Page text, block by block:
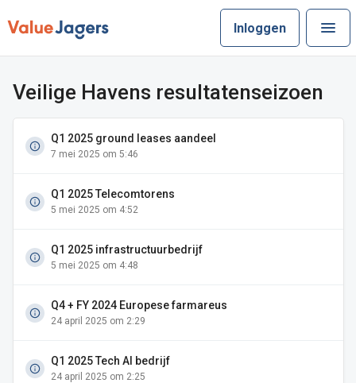
Inloggen
Veilige Havens resultatenseizoen
Q1 2025 ground leases aandeel
7 mei 2025 om 5:46
Q1 2025 Telecomtorens
5 mei 2025 om 4:52
Q1 2025 infrastructuurbedrijf
5 mei 2025 om 4:48
Q4 + FY 2024 Europese farmareus
24 april 2025 om 2:29
Q1 2025 Tech AI bedrijf
24 april 2025 om 2:25